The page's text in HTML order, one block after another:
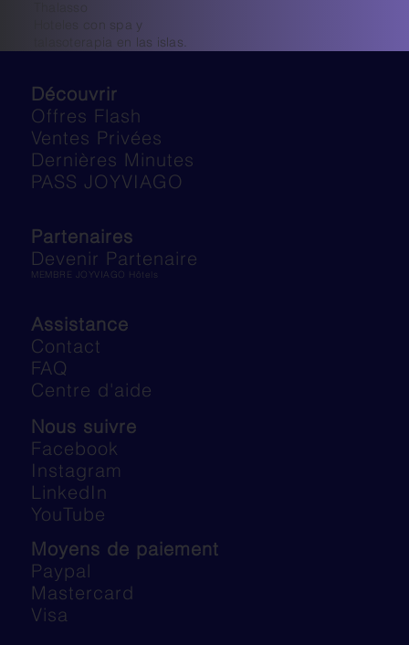
Hoteles con spa y
talasoterapia en las islas.
Découvrir
Offres Flash
Ventes Privées
Dernières Minutes
PASS JOYVIAGO
Partenaires
Devenir Partenaire
MEMBRE JOYVIAGO Hôtels
Assistance
Contact
FAQ
Centre d'aide
Nous suivre
Facebook
Instagram
LinkedIn
YouTube
Moyens de paiement
Paypal
Mastercard
Visa